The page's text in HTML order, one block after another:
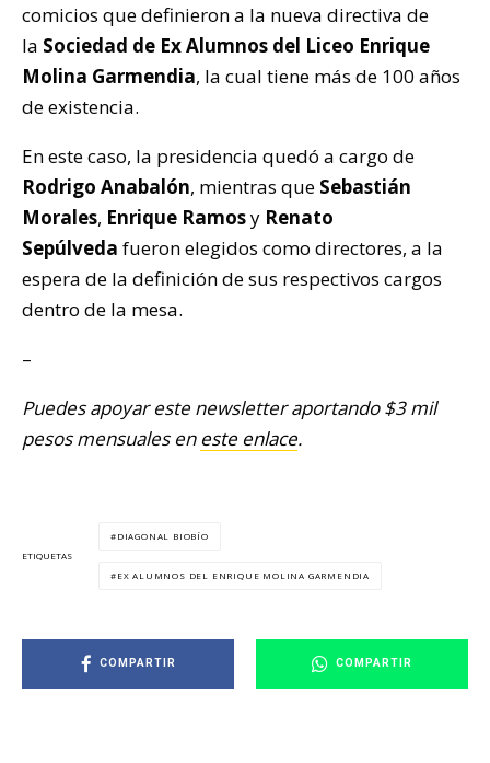
comicios que definieron a la nueva directiva de
la Sociedad de Ex Alumnos del Liceo Enrique
Molina Garmendia, la cual tiene más de 100 años
de existencia.
En este caso, la presidencia quedó a cargo de
Rodrigo Anabalón, mientras que Sebastián
Morales, Enrique Ramosy Renato
Sepúlveda fueron elegidos como directores, a la
espera de la definición de sus respectivos cargos
dentro de la mesa.
–
Puedes apoyar este newsletter aportando $3 mil
pesos mensuales en este enlace.
ETIQUETAS
DIAGONAL BIOBÍO
EX ALUMNOS DEL ENRIQUE MOLINA GARMENDIA
COMPARTIR COMPARTIR